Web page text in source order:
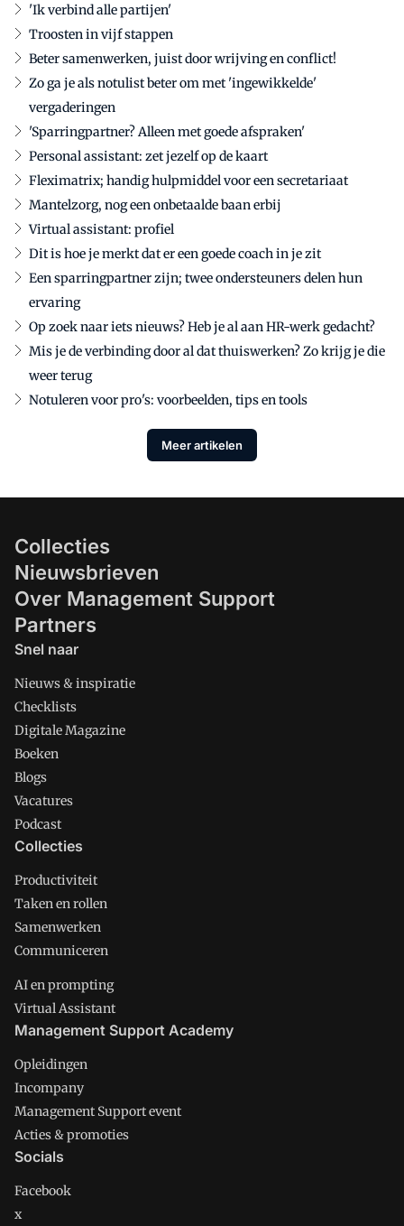
'Ik verbind alle partijen'
Troosten in vijf stappen
Beter samenwerken, juist door wrijving en conflict!
Zo ga je als notulist beter om met 'ingewikkelde'
vergaderingen
'Sparringpartner? Alleen met goede afspraken'
Personal assistant: zet jezelf op de kaart
Fleximatrix; handig hulpmiddel voor een secretariaat
Mantelzorg, nog een onbetaalde baan erbij
Virtual assistant: profiel
Dit is hoe je merkt dat er een goede coach in je zit
Een sparringpartner zijn; twee ondersteuners delen hun
ervaring
Op zoek naar iets nieuws? Heb je al aan HR-werk gedacht?
Mis je de verbinding door al dat thuiswerken? Zo krijg je die
weer terug
Notuleren voor pro's: voorbeelden, tips en tools
Meer artikelen
Collecties
Nieuwsbrieven
Over Management Support
Partners
Snel naar
Nieuws & inspiratie
Checklists
Digitale Magazine
Boeken
Blogs
Vacatures
Podcast
Collecties
Productiviteit
Taken en rollen
Samenwerken
Communiceren
AI en prompting
Virtual Assistant
Management Support Academy
Opleidingen
Incompany
Management Support event
Acties & promoties
Socials
Facebook
x